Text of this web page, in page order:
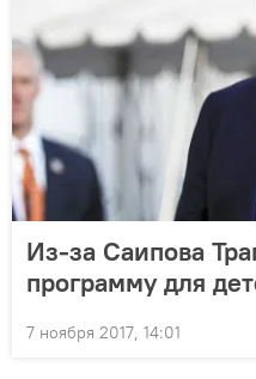
Из-за Саипова
программу для
7 ноября 2017, 14:01